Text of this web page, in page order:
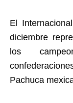
El
diciembre
los
Pachuca